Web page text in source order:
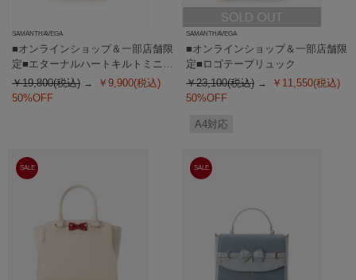
SAMANTHAVEGA
■オンラインショップ＆一部店舗限
定■エターナルハートキルトミニボ
ストン
￥19,800(税込)
￥9,900(税込)
50%OFF
SAMANTHAVEGA
■オンラインショップ＆一部店舗限
定■ロゴテープリュック
￥23,100(税込)
￥11,550(税込)
50%OFF
A4対応
SALE SALE